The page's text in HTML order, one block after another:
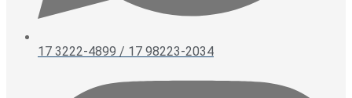
17 3222-4899 / 17 98223-2034